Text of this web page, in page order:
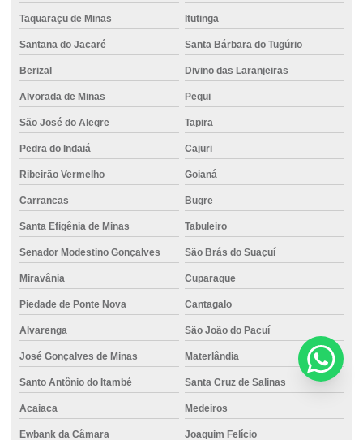
Taquaraçu de Minas Itutinga
Santana do Jacaré Santa Bárbara do Tugúrio
Berizal Divino das Laranjeiras
Alvorada de Minas Pequi
São José do Alegre Tapira
Pedra do Indaiá Cajuri
Ribeirão Vermelho Goianá
Carrancas Bugre
Santa Efigênia de Minas Tabuleiro
Senador Modestino Gonçalves São Brás do Suaçuí
Miravânia Cuparaque
Piedade de Ponte Nova Cantagalo
Alvarenga São João do Pacuí
José Gonçalves de Minas Materlândia
Santo Antônio do Itambé Santa Cruz de Salinas
Acaiaca Medeiros
Ewbank da Câmara Joaquim Felício